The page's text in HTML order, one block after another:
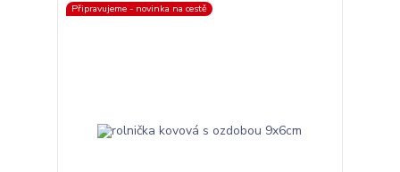
Připravujeme - novinka na cestě